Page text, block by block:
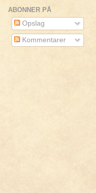
ABONNER PÅ
Opslag
Kommentarer